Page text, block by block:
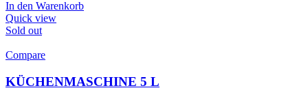
In den Warenkorb
Quick view
Sold out
Compare
KÜCHENMASCHINE 5 L